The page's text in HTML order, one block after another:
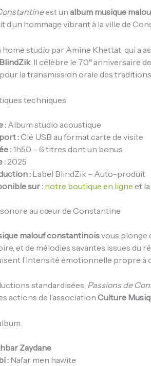
est un album musique
d’un hommage vibrant à la ville de
studio par Amine Khettat, qui a
BlindZik. Il célèbre le 70e anniversaire de
la transmission orale des
techniques
:Album studio acoustique
:Clé USB au format carte de visite
:1h50 – 6 titres dont un bonus
: 2025
: Label BlindZik – Auto-produit
sur :notre boutique en ligne et la
sonore au cœur de Constantine
malouf constantinoisvous plonge
et de mélodies savantes issues
l’intensité émotionnelle propre à
standardisées, Passions de
actions de l’association Culture
Zaydane
: Nafar men hawite